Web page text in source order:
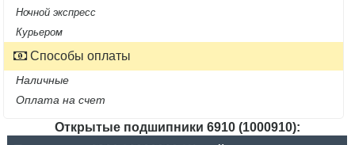
Ночной экспресс
Курьером
Способы оплаты
Наличные
Оплата на счет
Открытые подшипники 6910 (1000910):